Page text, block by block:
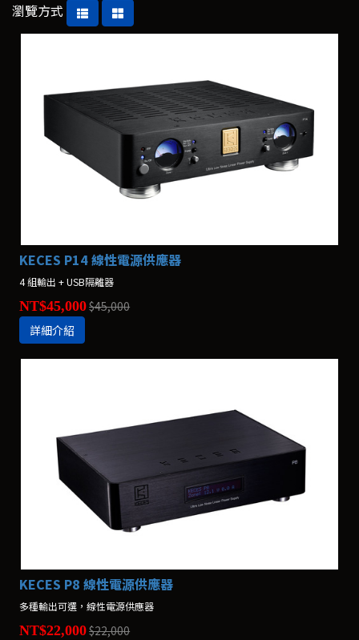
瀏覽方式
KECES P14 線性電源供應器
4 組輸出 + USB隔離器
NT$45,000$45,000
詳細介紹
KECES P8 線性電源供應器
多種輸出可選，線性電源供應器
NT$22,000$22,000